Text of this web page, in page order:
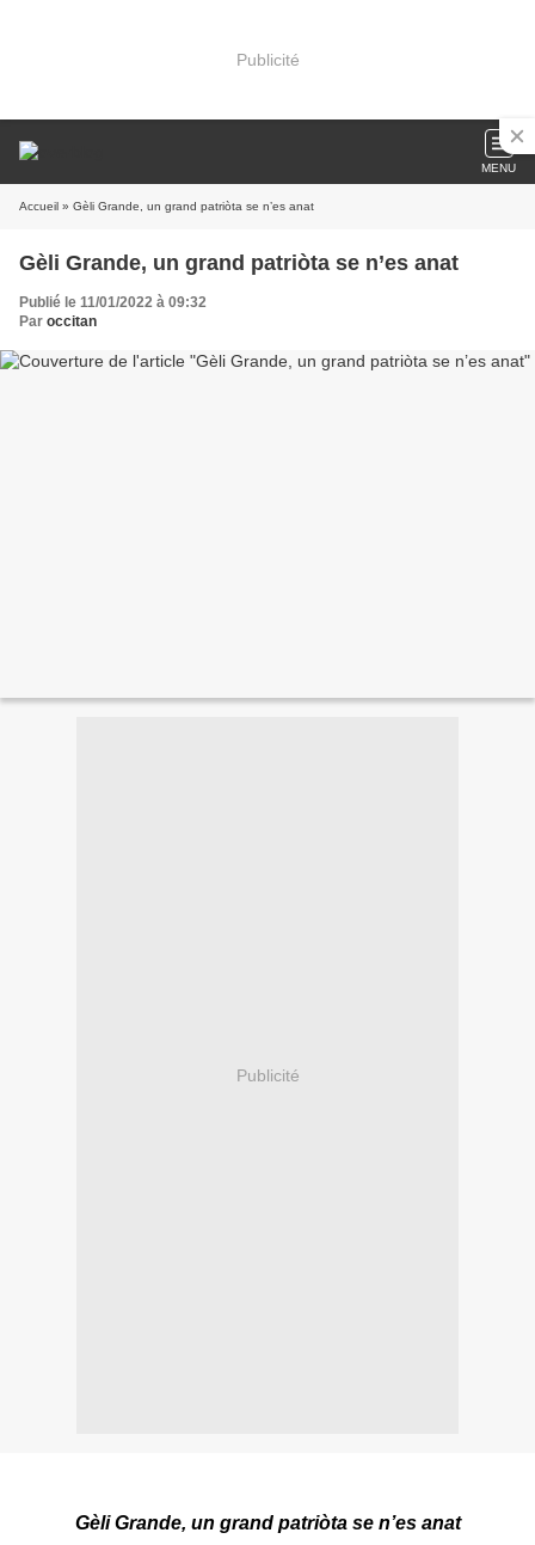
Publicité
MENU
Accueil » Gèli Grande, un grand patriòta se n’es anat
Gèli Grande, un grand patriòta se n’es anat
Publié le 11/01/2022 à 09:32
Par occitan
Publicité
Gèli Grande, un grand patriòta se n’es anat